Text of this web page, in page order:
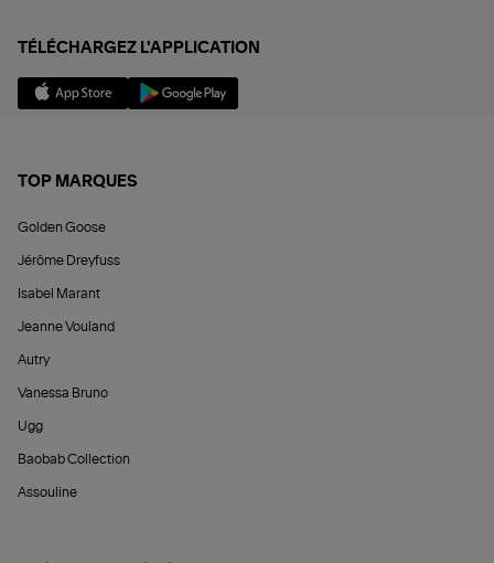
TÉLÉCHARGEZ L'APPLICATION
TOP MARQUES
Golden Goose
Jérôme Dreyfuss
Isabel Marant
Jeanne Vouland
Autry
Vanessa Bruno
Ugg
Baobab Collection
Assouline